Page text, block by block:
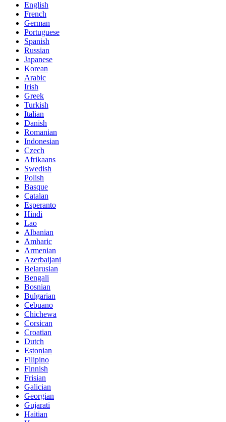
English
French
German
Portuguese
Spanish
Russian
Japanese
Korean
Arabic
Irish
Greek
Turkish
Italian
Danish
Romanian
Indonesian
Czech
Afrikaans
Swedish
Polish
Basque
Catalan
Esperanto
Hindi
Lao
Albanian
Amharic
Armenian
Azerbaijani
Belarusian
Bengali
Bosnian
Bulgarian
Cebuano
Chichewa
Corsican
Croatian
Dutch
Estonian
Filipino
Finnish
Frisian
Galician
Georgian
Gujarati
Haitian